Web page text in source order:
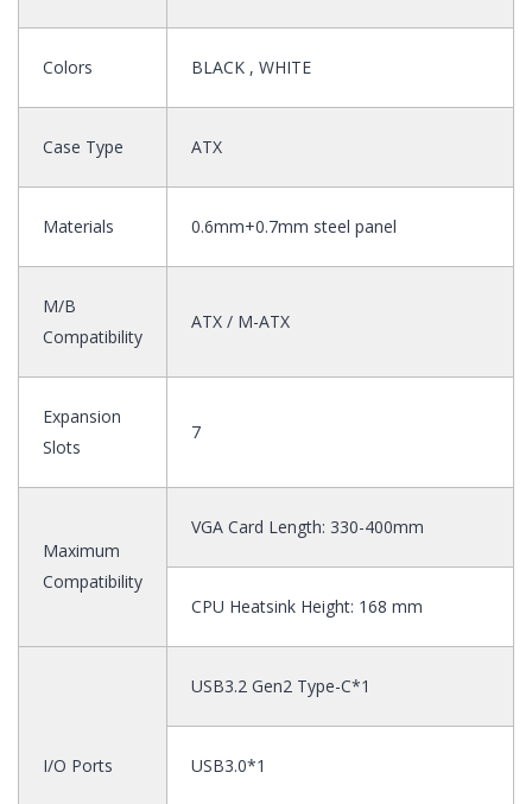
Colors BLACK , WHITE
Case Type ATX
Materials 0.6mm+0.7mm steel panel
M/B
Compatibility
ATX / M-ATX
Expansion
Slots
7
Maximum
Compatibility
VGA Card Length: 330-400mm
CPU Heatsink Height: 168 mm
I/O Ports
USB3.2 Gen2 Type-C*1
USB3.0*1